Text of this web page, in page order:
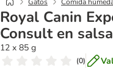
Royal Canin
Consult en salsa
12 x 85 g
(0)